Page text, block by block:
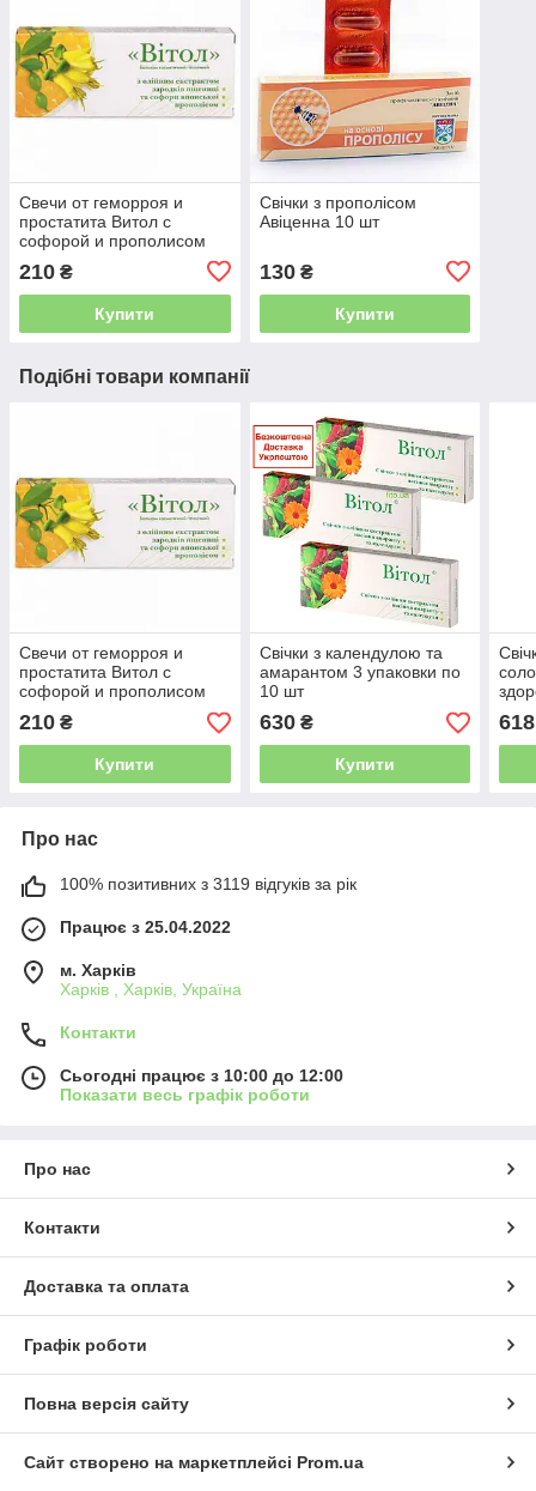
Свечи от геморроя и
простатита Витол с
софорой и прополисом
210 ₴
Купити
Свічки з прополісом
Авіценна 10 шт
130₴
Купити
Подібні товари компанії
Свечи от геморроя и
простатита Витол с
софорой и прополисом
Грин виза
210 ₴
Купити
Свічки з календулою та
амарантом 3 упаковки по
10 шт
630₴
Купити
шт
618
Про нас
100% позитивних з 3119 відгуків за рік
Працює з 25.04.2022
м. Харків
Харків , Харків, Україна
Контакти
Сьогодні працює з 10:00 до 12:00
Показати весь графік роботи
Про нас
Контакти
Доставка та оплата
Графік роботи
Повна версія сайту
Сайт створено на маркетплейсі Prom.ua